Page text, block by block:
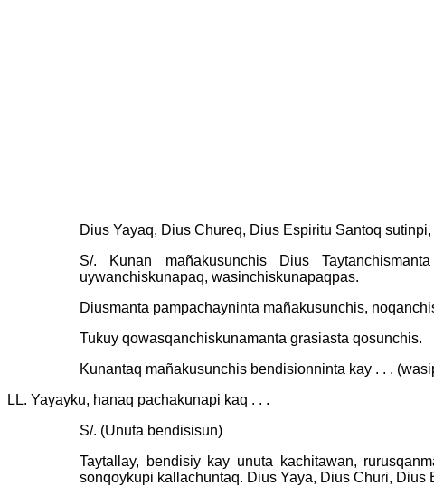
Dius Yayaq, Dius Chureq, Dius Espiritu Santoq
S/. Kunan mañakusunchis Dius
uywanchiskunapaq, wasinchiskunapaqpas.
Diusmanta pampachayninta mañakusunchis,
Tukuy qowasqanchiskunamanta grasiasta qosunchis.
Kunantaq mañakusunchis bendisionninta kay . . .
LL. Yayayku, hanaq pachakunapi kaq . . .
S/. (Unuta bendisisun)
Taytallay, bendisiy kay unuta kachitawan,
sonqoykupi kallachuntaq. Dius Yaya, Dius Churi, Dius